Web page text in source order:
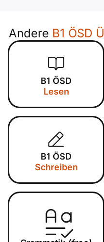
Andere B1 ÖSD
B1 ÖSD
Lesen
B1 ÖSD
Schreiben